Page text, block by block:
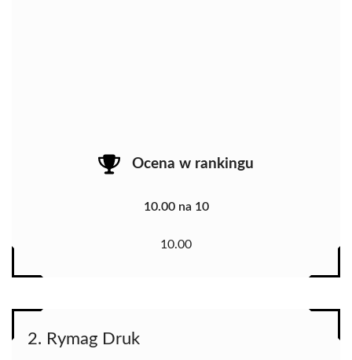
Ocena w rankingu
10.00 na 10
10.00
2. Rymag Druk